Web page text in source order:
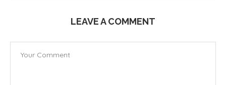
LEAVE A COMMENT